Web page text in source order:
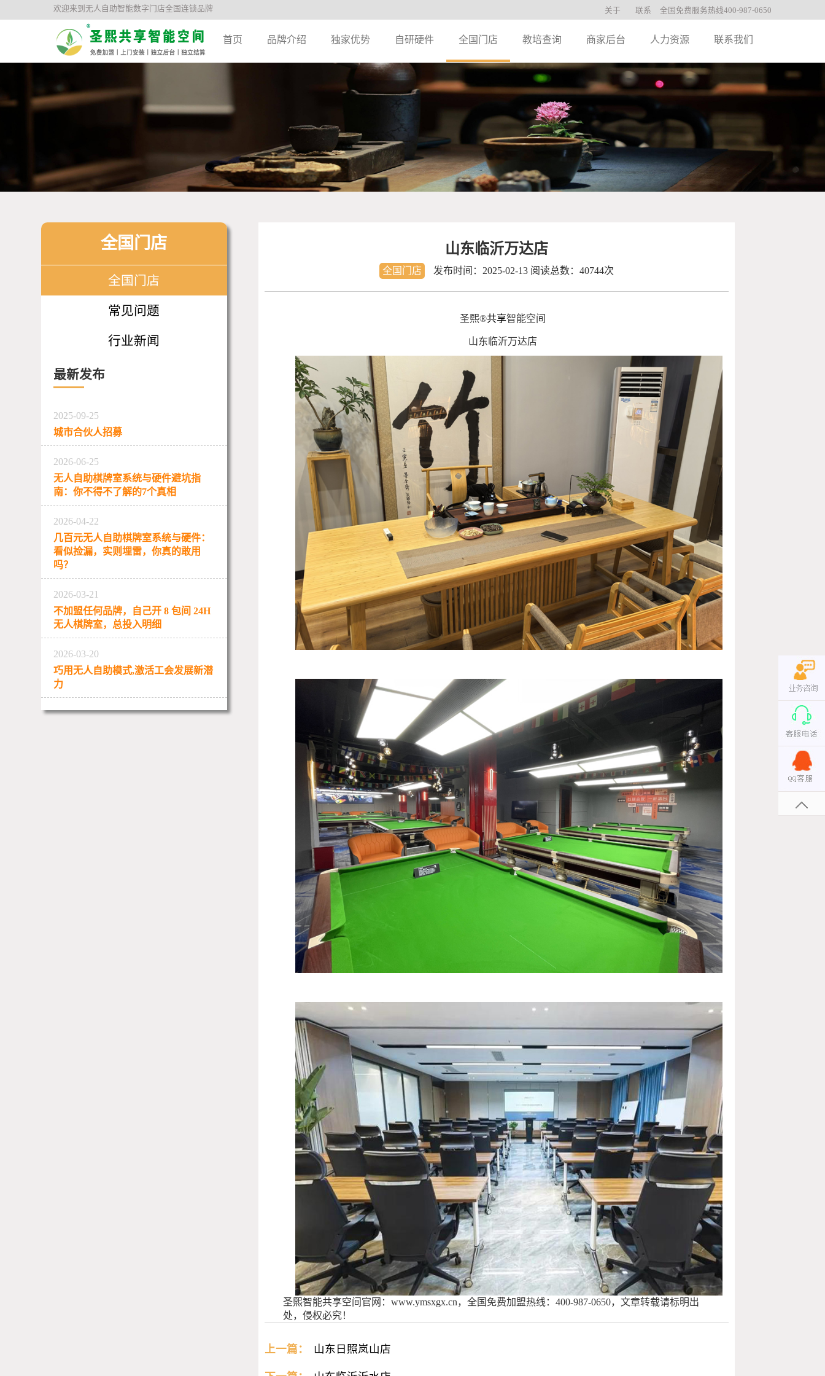
欢迎来到无人自助智能数字门店全国连锁品牌 关于 联系 全国免费服务热线400-987-0650
首页 品牌介绍 独家优势 自研硬件 全国门店 教培查询 商家后台 人力资源 联系我们
全国门店
全国门店
常见问题
行业新闻
最新发布
2025-09-25
城市合伙人招募
2026-06-25
无人自助棋牌室系统与硬件避坑指
南：你不得不了解的7个真相
2026-04-22
几百元无人自助棋牌室系统与硬件：
看似捡漏，实则埋雷，你真的敢用
吗？
2026-03-21
不加盟任何品牌，自己开 8 包间 24H
无人棋牌室，总投入明细
2026-03-20
巧用无人自助模式,激活工会发展新潜
力
山东临沂万达店
全国门店 发布时间： 2025-02-13 阅读总数：40744次
圣熙®共享智能空间
山东临沂万达店
圣熙智能共享空间官网：www.ymsxgx.cn，全国免费加盟热线：400-987-0650，文章转载请标明出
处，侵权必究！
上一篇： 山东日照岚山店